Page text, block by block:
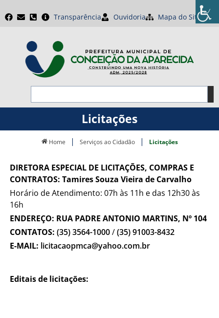
Transparência Ouvidoria Mapa do Site
Licitações
Home | Serviços ao Cidadão | Licitações
DIRETORA ESPECIAL DE LICITAÇÕES, COMPRAS E
CONTRATOS: Tamires Souza Vieira de Carvalho
Horário de Atendimento: 07h às 11h e das 12h30 às
16h
ENDEREÇO: RUA PADRE ANTONIO MARTINS, Nº 104
CONTATOS: (35) 3564-1000/(35) 91003-8432
E-MAIL: licitacaopmca@yahoo.com.br
Editais de licitações: